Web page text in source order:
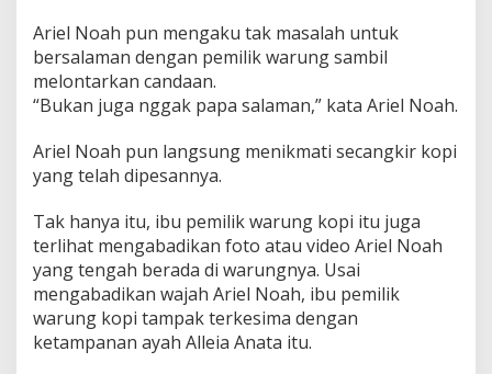
Ariel Noah pun mengaku tak masalah untuk
bersalaman dengan pemilik warung sambil
melontarkan candaan.
“Bukan juga nggak papa salaman,” kata Ariel Noah.
Ariel Noah pun langsung menikmati secangkir kopi
yang telah dipesannya.
Tak hanya itu, ibu pemilik warung kopi itu juga
terlihat mengabadikan foto atau video Ariel Noah
yang tengah berada di warungnya. Usai
mengabadikan wajah Ariel Noah, ibu pemilik
warung kopi tampak terkesima dengan
ketampanan ayah Alleia Anata itu.